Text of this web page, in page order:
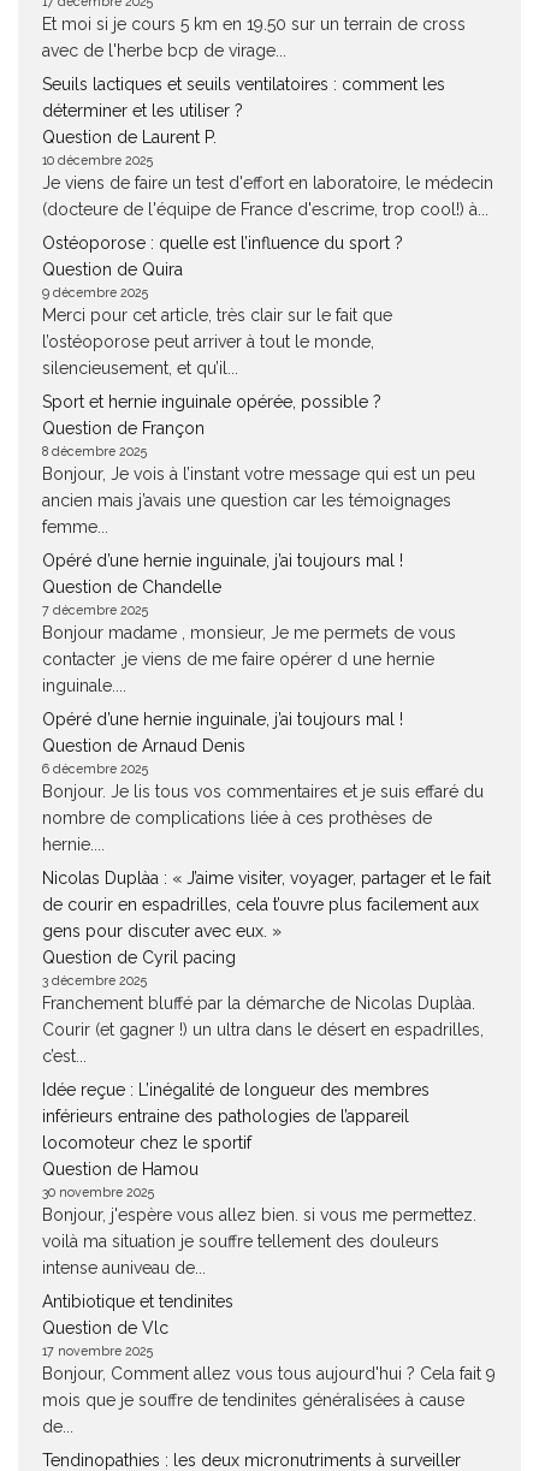
Et moi si je cours 5 km en 19.50 sur un terrain de cross
avec de l'herbe bcp de virage...
Seuils lactiques et seuils ventilatoires : comment les
déterminer et les utiliser ?
Question de Laurent P.
10 décembre 2025
Je viens de faire un test d'effort en laboratoire, le médecin
(docteure de l'équipe de France d'escrime, trop cool!) à...
Ostéoporose : quelle est l’influence du sport ?
Question de Quira
9 décembre 2025
Merci pour cet article, très clair sur le fait que
l’ostéoporose peut arriver à tout le monde,
silencieusement, et qu’il...
Sport et hernie inguinale opérée, possible ?
Question de Françon
8 décembre 2025
Bonjour, Je vois à l’instant votre message qui est un peu
ancien mais j’avais une question car les témoignages
femme...
Opéré d’une hernie inguinale, j’ai toujours mal !
Question de Chandelle
7 décembre 2025
Bonjour madame , monsieur, Je me permets de vous
contacter ,je viens de me faire opérer d une hernie
inguinale....
Opéré d’une hernie inguinale, j’ai toujours mal !
Question de Arnaud Denis
6 décembre 2025
Bonjour. Je lis tous vos commentaires et je suis effaré du
nombre de complications liée à ces prothèses de
hernie....
Nicolas Duplàa : « J’aime visiter, voyager, partager et le fait
de courir en espadrilles, cela t’ouvre plus facilement aux
gens pour discuter avec eux. »
Question de Cyril pacing
3 décembre 2025
Franchement bluffé par la démarche de Nicolas Duplàa.
Courir (et gagner !) un ultra dans le désert en espadrilles,
c’est...
Idée reçue : L’inégalité de longueur des membres
inférieurs entraine des pathologies de l’appareil
locomoteur chez le sportif
Question de Hamou
30 novembre 2025
Bonjour, j'espère vous allez bien. si vous me permettez.
voilà ma situation je souffre tellement des douleurs
intense auniveau de...
Antibiotique et tendinites
Question de Vlc
17 novembre 2025
Bonjour, Comment allez vous tous aujourd'hui ? Cela fait 9
mois que je souffre de tendinites généralisées à cause
de...
Tendinopathies : les deux micronutriments à surveiller